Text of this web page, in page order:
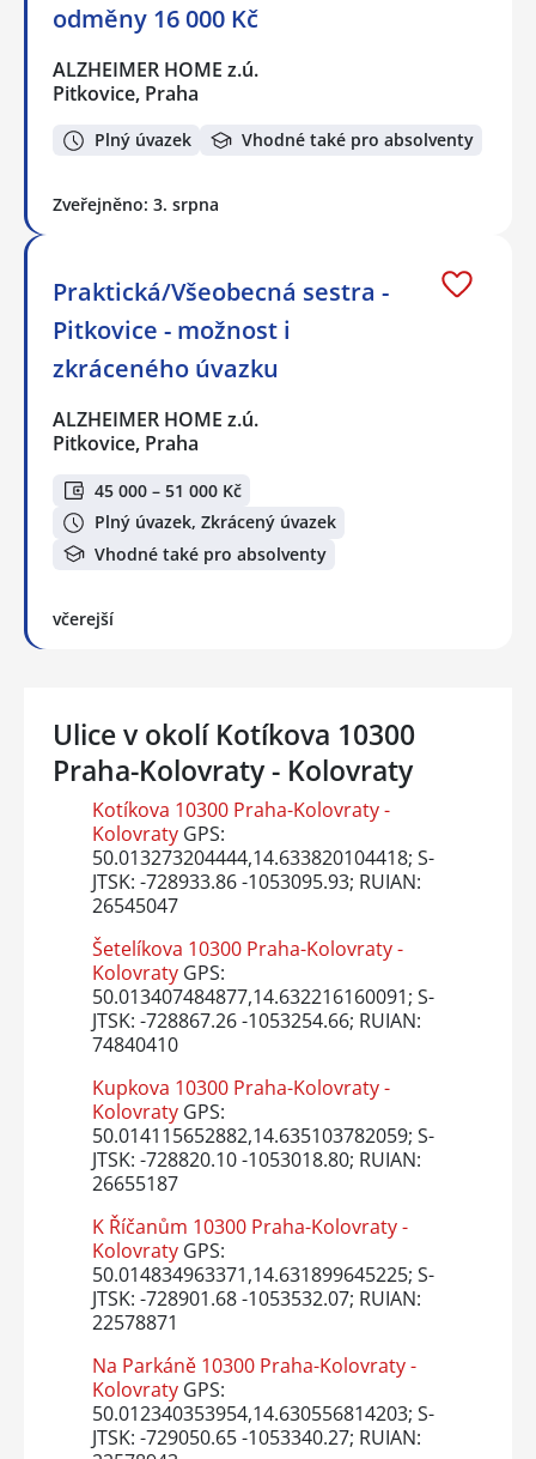
odměny 16 000 Kč
ALZHEIMER HOME z.ú.
Pitkovice, Praha
Plný úvazek Vhodné také pro absolventy
Zveřejněno: 3. srpna
Praktická/Všeobecná sestra -
Pitkovice - možnost i
zkráceného úvazku
ALZHEIMER HOME z.ú.
Pitkovice, Praha
45 000 – 51 000 Kč
Plný úvazek, Zkrácený úvazek
Vhodné také pro absolventy
včerejší
Ulice v okolí Kotíkova 10300
Praha-Kolovraty - Kolovraty
Kotíkova 10300 Praha-Kolovraty -
KolovratyGPS:
50.013273204444,14.633820104418; S-
JTSK: -728933.86 -1053095.93; RUIAN:
26545047
Šetelíkova 10300 Praha-Kolovraty -
KolovratyGPS:
50.013407484877,14.632216160091; S-
JTSK: -728867.26 -1053254.66; RUIAN:
74840410
Kupkova 10300 Praha-Kolovraty -
KolovratyGPS:
50.014115652882,14.635103782059; S-
JTSK: -728820.10 -1053018.80; RUIAN:
26655187
K Říčanům 10300 Praha-Kolovraty -
KolovratyGPS:
50.014834963371,14.631899645225; S-
JTSK: -728901.68 -1053532.07; RUIAN:
22578871
Na Parkáně 10300 Praha-Kolovraty -
KolovratyGPS:
50.012340353954,14.630556814203; S-
JTSK: -729050.65 -1053340.27; RUIAN: